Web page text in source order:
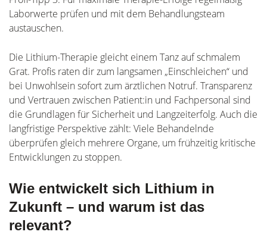
Laborwerte prüfen und mit dem Behandlungsteam
austauschen.
Die Lithium-Therapie gleicht einem Tanz auf schmalem
Grat. Profis raten dir zum langsamen „Einschleichen“ und
bei Unwohlsein sofort zum ärztlichen Notruf. Transparenz
und Vertrauen zwischen Patient:in und Fachpersonal sind
die Grundlagen für Sicherheit und Langzeiterfolg. Auch die
langfristige Perspektive zählt: Viele Behandelnde
überprüfen gleich mehrere Organe, um frühzeitig kritische
Entwicklungen zu stoppen.
Wie entwickelt sich Lithium in
Zukunft – und warum ist das
relevant?